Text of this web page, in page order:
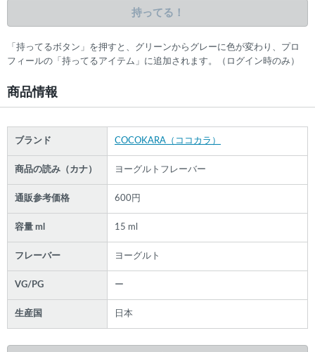
持ってる！
「持ってるボタン」を押すと、グリーンからグレーに色が変わり、プロ
フィールの「持ってるアイテム」に追加されます。（ログイン時のみ）
商品情報
ブランド COCOKARA（ココカラ）
商品の読み（カナ） ヨーグルトフレーバー
通販参考価格 600円
容量 ml 15 ml
フレーバー ヨーグルト
VG/PG ー
生産国 日本